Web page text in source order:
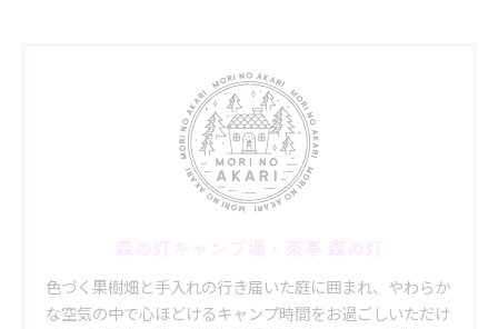
色づく果樹畑と手入れの行き届いた庭に囲まれ、やわらか
な空気の中で心ほどけるキャンプ時間をお過ごしいただけ